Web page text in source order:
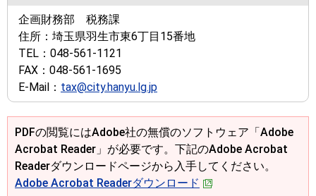
企画財務部 税務課
住所： 埼玉県羽生市東6丁目15番地
TEL： 048-561-1121
FAX： 048-561-1695
E-Mail： tax@city.hanyu.lg.jp
PDFの閲覧にはAdobe社の無償のソフトウェア「Adobe
Acrobat Reader」が必要です。下記のAdobe Acrobat
Readerダウンロードページから入手してください。
Adobe Acrobat Readerダウンロード